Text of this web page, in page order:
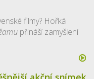
filmy? Hořká
přináší zamyšlení